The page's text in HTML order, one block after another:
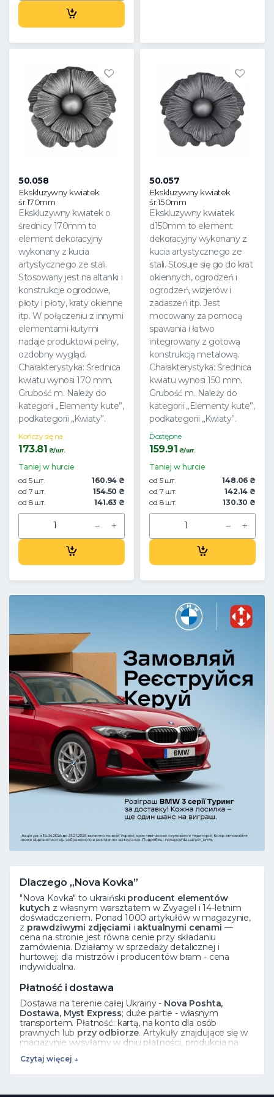
50.058
Ekskluzywny kwiatek
śr.170mm
Ekskluzywny kwiatek o
średnicy 170mm to
element dekoracyjny
wykonany z kucia
artystycznego ze stali.
Stosowany jest na altanki i
konstrukcje ogrodowe,
płoty i płoty, kraty okienne
itp. W połączeniu z innymi
elementami kutymi
nadaje produktowi pełny,
ozdobny wygląd.
Charakterystyka: Średnica
kwiatu wynosi 170 mm.
Grubość m. Należy do
kategorii „Elementy kute”,
podkategorii „Kwiaty”.
Kończy się na
173.81 ₴/шт.
Taniej w hurcie
od 5 шт.
160.94 ₴
od 7 шт.
154.50 ₴
od 8 шт.
141.63 ₴
50.057
Ekskluzywny kwiatek
śr.150mm
Ekskluzywny kwiatek
d150mm to element
dekoracyjny wykonany z
kucia artystycznego ze
stali. Stosuje się go do krat
okiennych, ogrodzeń i
ogrodzeń, wizjerów i
zadaszeń itp. Jest
mocowany za pomocą
spawania i łatwo
integrowany z gotową
konstrukcją metalową.
Charakterystyka: Średnica
kwiatu wynosi 150 mm.
Grubość m. Należy do
kategorii „Elementy kute”,
podkategorii „Kwiaty”.
Dostępne
159.91 ₴/шт.
Taniej w hurcie
od 5 шт.
148.06 ₴
od 7 шт.
142.14 ₴
od 8 шт.
130.30 ₴
Dlaczego „Nova Kovka”
"Nova Kovka" to ukraiński producent elementów
kutych z własnym warsztatem w Zvyagel i 14-letnim
doświadczeniem. Ponad 1000 artykułów w magazynie,
z prawdziwymi zdjęciami i aktualnymi cenami —
cena na stronie jest równa cenie przy składaniu
zamówienia. Działamy w sprzedaży detalicznej i
hurtowej: dla mistrzów i producentów bram - cena
indywidualna.
Płatność i dostawa
Dostawa na terenie całej Ukrainy - Nova Poshta,
Dostawa, Myst Express; duże partie - własnym
transportem. Płatność: kartą, na konto dla osób
prawnych lub przy odbiorze. Artykuły znajdujące się w
magazynie wysyłamy w dniu płatności, produkcja na
Zobacz też
Czytaj więcej ↓